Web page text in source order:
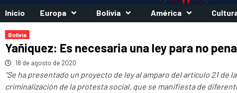
Inicio Europa Bolivia América
Bolivia
Yañiquez: Es necesaria una ley para no
18 de agosto de 2020
“Se ha presentado un proyecto de ley al amparo del artículo 21
criminalización de la protesta social, que se manifiesta de